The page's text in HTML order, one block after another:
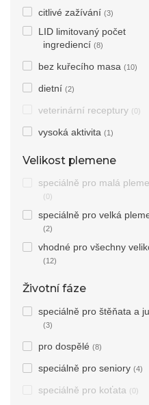
citlivé zažívání (3)
LID limitovaný počet
ingrediencí (8)
bez kuřecího masa (10)
dietní (2)
veterinární receptury (0)
vysoká aktivita (1)
Velikost plemene
speciálně pro malá
(0)
speciálně pro velká
(2)
vhodné pro všechny
(12)
Životní fáze
speciálně pro štěňata a
(3)
pro dospělé (8)
speciálně pro seniory (4)
speciálně pro koťata (0)